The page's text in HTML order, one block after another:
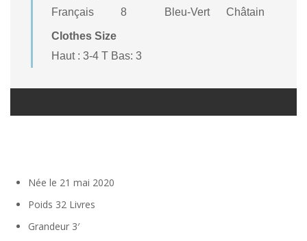
Français
8
Bleu-Vert
Châtain
Clothes Size
Haut : 3-4 T Bas: 3
Née le 21 mai 2020
Poids 32 Livres
Grandeur 3′